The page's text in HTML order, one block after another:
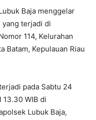
Baja menggelar
terjadi di
114, Kelurahan
Batam, Kepulauan Riau
pada Sabtu 24
WIB di
Lubuk Baja,